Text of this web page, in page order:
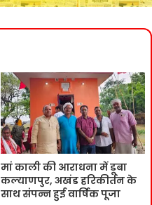
मां काली की आराधना में डूबा
कल्याणपुर, अखंड हरिकीर्तन के
साथ संपन्न हुई वार्षिक पूजा